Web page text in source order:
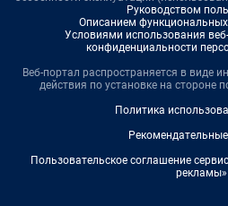
Руководством
Описанием
Условиями использования
конфиденциальности
Веб-портал распространяется в виде
действия по установке на стороне
Политика
Пользовательское соглашение
рекламы»